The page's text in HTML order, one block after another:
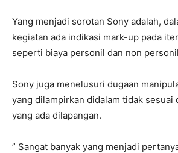
Yang menjadi sorotan Sony adalah,
kegiatan ada indikasi mark-up pada
seperti biaya personil dan non
Sony juga menelusuri dugaan
yang dilampirkan didalam tidak sesuai
yang ada dilapangan.
” Sangat banyak yang menjadi